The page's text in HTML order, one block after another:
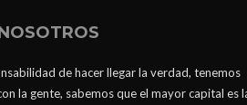
de hacer llegar la verdad, tenemos
la gente, sabemos que el mayor capital es